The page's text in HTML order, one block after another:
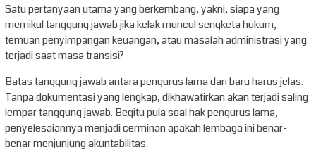
Satu pertanyaan utama yang berkembang, yakni, siapa yang
memikul tanggung jawab jika kelak muncul sengketa hukum,
temuan penyimpangan keuangan, atau masalah administrasi yang
terjadi saat masa transisi?
Batas tanggung jawab antara pengurus lama dan baru harus jelas.
Tanpa dokumentasi yang lengkap, dikhawatirkan akan terjadi saling
lempar tanggung jawab. Begitu pula soal hak pengurus lama,
penyelesaiannya menjadi cerminan apakah lembaga ini benar-
benar menjunjung akuntabilitas.